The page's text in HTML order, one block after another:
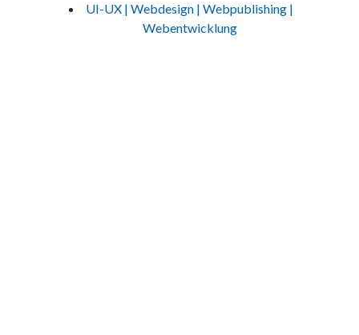
UI-UX | Webdesign | Webpublishing |
Webentwicklung